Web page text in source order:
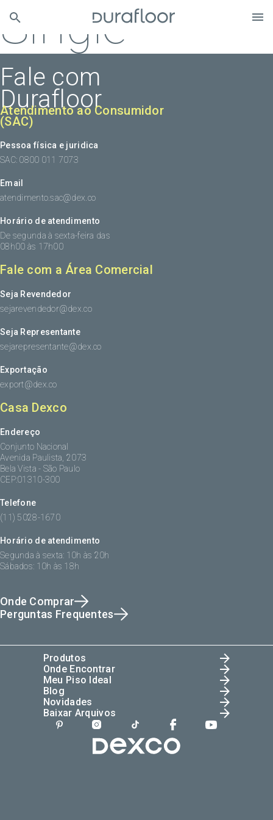
Single
Fale com
Durafloor
Atendimento ao Consumidor
(SAC)
Pessoa física e juridica
SAC: 0800 011 7073
Email
atendimento.sac@dex.co
Horário de atendimento
De segunda à sexta-feira das
08h00 às 17h00
Fale com a Área Comercial
Seja Revendedor
sejarevendedor@dex.co
Seja Representante
sejarepresentante@dex.co
Exportação
export@dex.co
Casa Dexco
Endereço
Conjunto Nacional
Avenida Paulista, 2073
Bela Vista - São Paulo
CEP:01310-300
Telefone
(11) 5028-1670
Horário de atendimento
Segunda à sexta: 10h às 20h
Sábados: 10h às 18h
Onde Comprar
Perguntas Frequentes
Produtos
Onde Encontrar
Meu Piso Ideal
Blog
Novidades
Baixar Arquivos